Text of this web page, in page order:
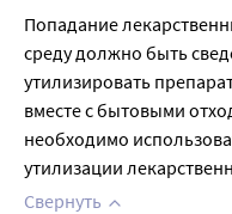
Попадание
среду должно быть
утилизировать
вместе с бытовыми
необходимо
утилизации
Свернуть